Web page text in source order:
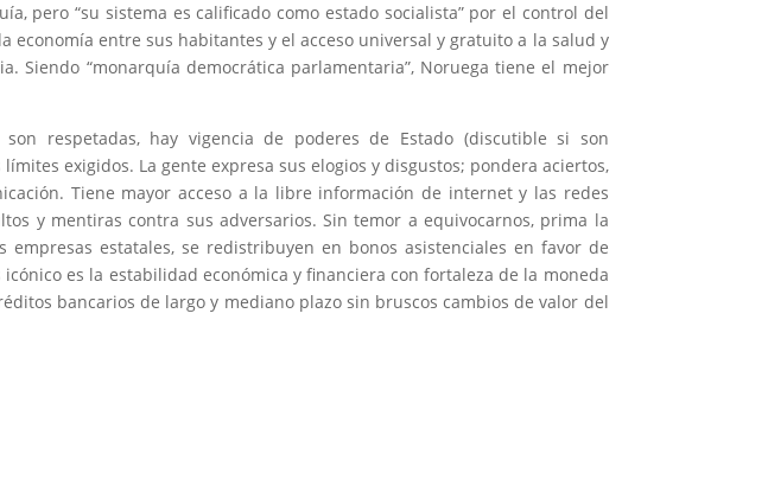
pero “su sistema es calificado como estado socialista” por el control del
entre sus habitantes y el acceso universal y gratuito a la salud y
Siendo “monarquía democrática parlamentaria”, Noruega tiene el mejor
respetadas, hay vigencia de poderes de Estado (discutible si son
exigidos. La gente expresa sus elogios y disgustos; pondera aciertos,
Tiene mayor acceso a la libre información de internet y las redes
y mentiras contra sus adversarios. Sin temor a equivocarnos, prima la
estatales, se redistribuyen en bonos asistenciales en favor de
es la estabilidad económica y financiera con fortaleza de la moneda
bancarios de largo y mediano plazo sin bruscos cambios de valor del